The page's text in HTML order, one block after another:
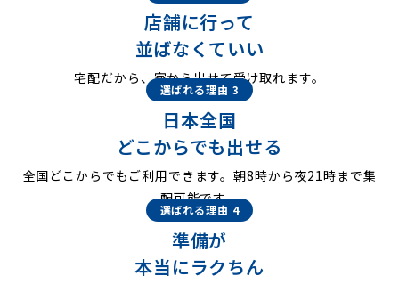
店舗に行って
並ばなくていい
宅配だから、家から出せて受け取れます。
選ばれる理由 3
日本全国
どこからでも出せる
全国どこからでもご利用できます。朝8時から夜21時まで集
配可能です。
選ばれる理由 4
準備が
本当にラクちん